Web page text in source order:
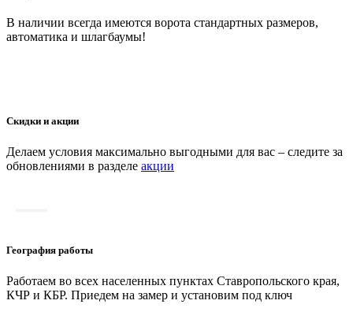
В наличии всегда имеются ворота стандартных размеров,
автоматика и шлагбаумы!
Скидки и акции
Делаем условия максимально выгодными для вас – следите за
обновлениями в разделе акции
География работы
Работаем во всех населенных пунктах Ставропольского края,
КЧР и КБР. Приедем на замер и установим под ключ